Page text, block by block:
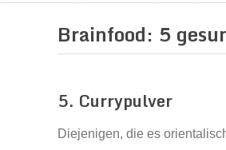
Brainfood: 5
5. Currypulver
Diejenigen, die es